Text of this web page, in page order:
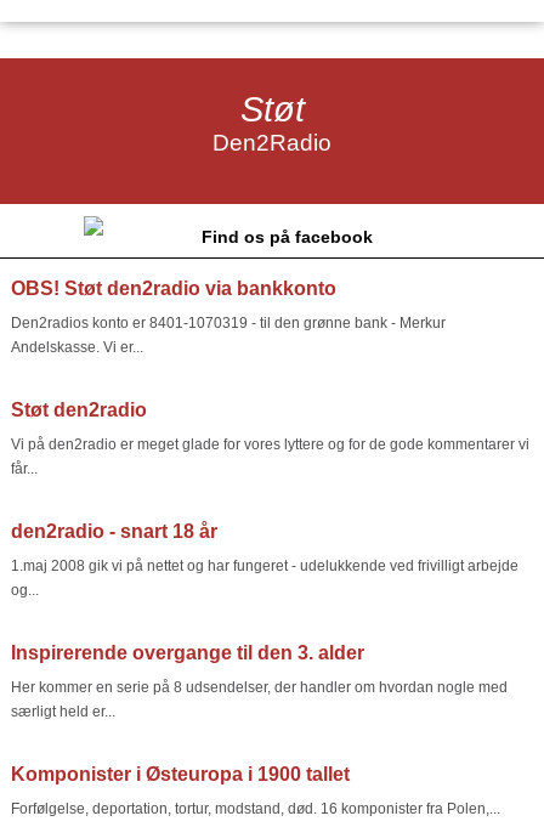
Støt
Den2Radio
Find os på facebook
OBS! Støt den2radio via bankkonto
Den2radios konto er 8401-1070319 - til den grønne bank - Merkur
Andelskasse. Vi er...
Støt den2radio
Vi på den2radio er meget glade for vores lyttere og for de gode kommentarer vi
får...
den2radio - snart 18 år
1.maj 2008 gik vi på nettet og har fungeret - udelukkende ved frivilligt arbejde
og...
Inspirerende overgange til den 3. alder
Her kommer en serie på 8 udsendelser, der handler om hvordan nogle med
særligt held er...
Komponister i Østeuropa i 1900 tallet
Forfølgelse, deportation, tortur, modstand, død. 16 komponister fra Polen,...